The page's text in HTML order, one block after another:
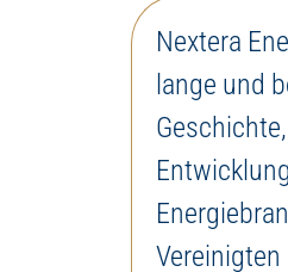
Nextera
lange und
Vereinigten